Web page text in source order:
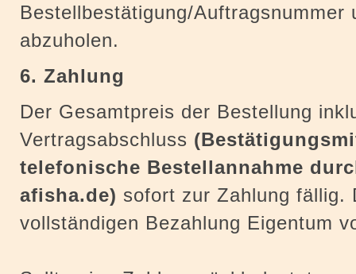
Bestellbestätigung/Auftragsnummer
abzuholen.
6. Zahlung
Der Gesamtpreis der Bestellung
Vertragsabschluss
telefonische Bestellannahme
afisha.de) sofort zur Zahlung fällig.
vollständigen Bezahlung Eigentum